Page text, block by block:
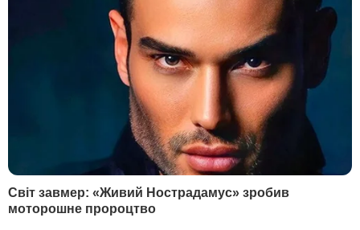
Правовая информация
Как нас читать на
+380 (44) 207-13-01
+380 (44) 207-13-02
editor@gordonua.com